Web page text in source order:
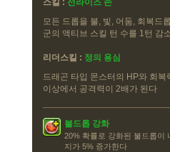
스킬 : 선라이즈 존
모든 드롭을 불, 빛, 어둠, 회복드
군의 액티브 스킬 턴 수를 1턴 감
리더스킬 : 정의 용심
드래곤 타입 몬스터의 HP와 회
이상에서 공격력이 2배가 된다
불드롭 강화
20% 확률로 강화된 불드롭이
지가 5% 증가한다